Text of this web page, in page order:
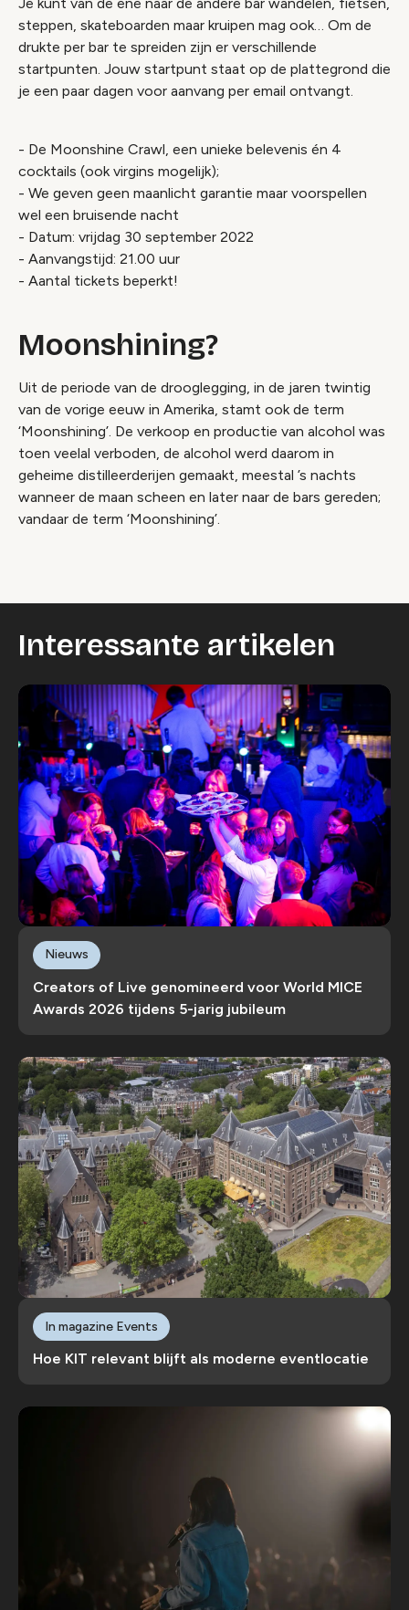
steppen, skateboarden maar kruipen mag ook… Om de
drukte per bar te spreiden zijn er verschillende
startpunten. Jouw startpunt staat op de plattegrond die
je een paar dagen voor aanvang per email ontvangt.
- De Moonshine Crawl, een unieke belevenis én 4
cocktails (ook virgins mogelijk);
- We geven geen maanlicht garantie maar voorspellen
wel een bruisende nacht
- Datum: vrijdag 30 september 2022
- Aanvangstijd: 21.00 uur
- Aantal tickets beperkt!
Moonshining?
Uit de periode van de drooglegging, in de jaren twintig
van de vorige eeuw in Amerika, stamt ook de term
‘Moonshining’. De verkoop en productie van alcohol was
toen veelal verboden, de alcohol werd daarom in
geheime distilleerderijen gemaakt, meestal ’s nachts
wanneer de maan scheen en later naar de bars gereden;
vandaar de term ‘Moonshining’.
Interessante artikelen
Creators of Live genomineerd voor World MICE
Awards 2026 tijdens 5-jarig jubileum
Nieuws
Hoe KIT relevant blijft als moderne eventlocatie
In magazine Events